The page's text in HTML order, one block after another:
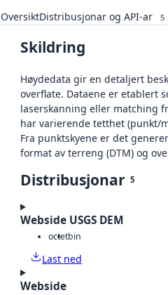
OversiktDistribusjonar og API-ar 5
Skildring
Høydedata gir en detaljert
overflate. Dataene er etablert
laserskanning eller matching
har varierende tetthet (punkt/
Fra punktskyene er det
format av terreng (DTM) og
Distribusjonar 5
Webside USGS DEM
octetbin
Last ned
Webside